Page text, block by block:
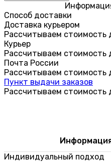
Способ доставки
Доставка курьером
Рассчитываем стоимость
Курьер
Рассчитываем стоимость
Почта России
Рассчитываем стоимость
Пункт выдачи заказов
Рассчитываем стоимость
Индивидуальный подход